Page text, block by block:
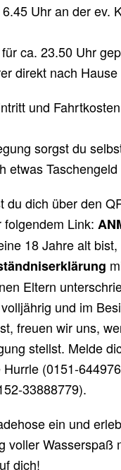
Uhr an der ev.
ca. 23.50 Uhr
direkt nach
und
sorgst du
etwas Taschengeld
du dich über den
Link:
18 Jahre alt
Eltern
und im
freuen wir uns,
stellst. Melde
(0151-
33888779).
ein und
voller Wasserspaß
dich!